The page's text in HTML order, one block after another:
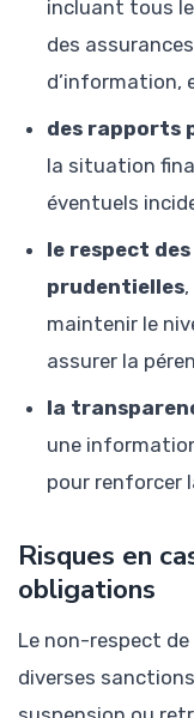
incluant tous
des
d’information,
des rapports
la situation
éventuels
le respect
prudentielles
maintenir le
assurer la
la
une
pour renforcer
Risques en
obligations
Le non-respect
diverses